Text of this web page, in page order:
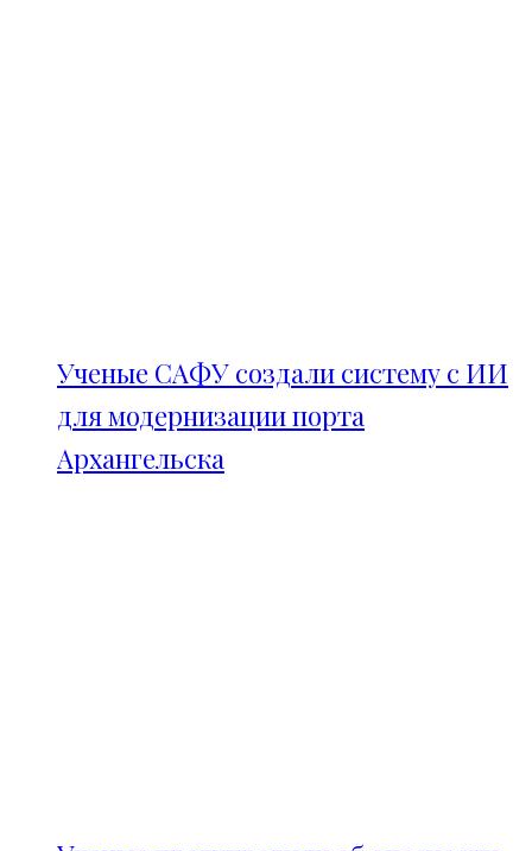
Ученые САФУ создали систему с ИИ
для модернизации порта
Архангельска